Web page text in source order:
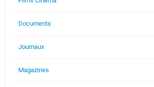
Documents
Journaux
Magazines